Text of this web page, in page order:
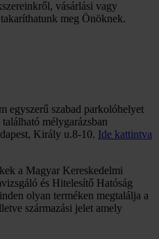
vásárlási vagy
meg Önöknek.
egyszerű szabad parkolóhelyet
mélygarázsban
Király u.8-10. Ide kattintva
a Magyar Kereskedelmi
és Hitelesítő Hatóság
olyan terméken megtalálja a
származási jelet amely